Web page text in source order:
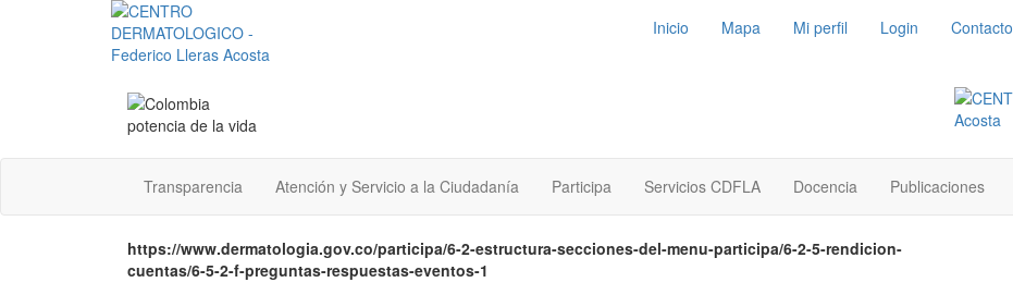
Inicio Mapa Mi perfil Login Contacto
Transparencia Atención y Servicio a la Ciudadanía Participa Servicios CDFLA Docencia Publicaciones
https://www.dermatologia.gov.co/participa/6-2-estructura-secciones-del-menu-participa/6-2-5-rendicion-
cuentas/6-5-2-f-preguntas-respuestas-eventos-1